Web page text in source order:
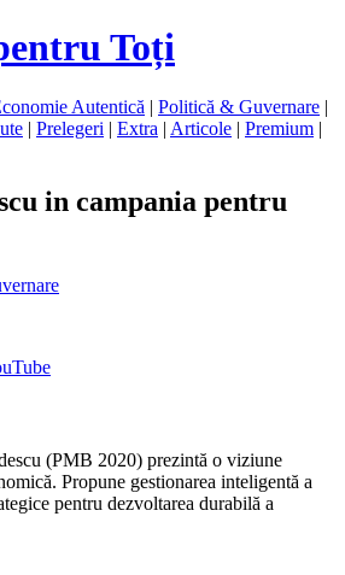
Toți
Autentică | Politică & Guvernare |
| Prelegeri | Extra | Articole | Premium |
in campania pentru
(PMB 2020) prezintă o viziune
Propune gestionarea inteligentă a
pentru dezvoltarea durabilă a